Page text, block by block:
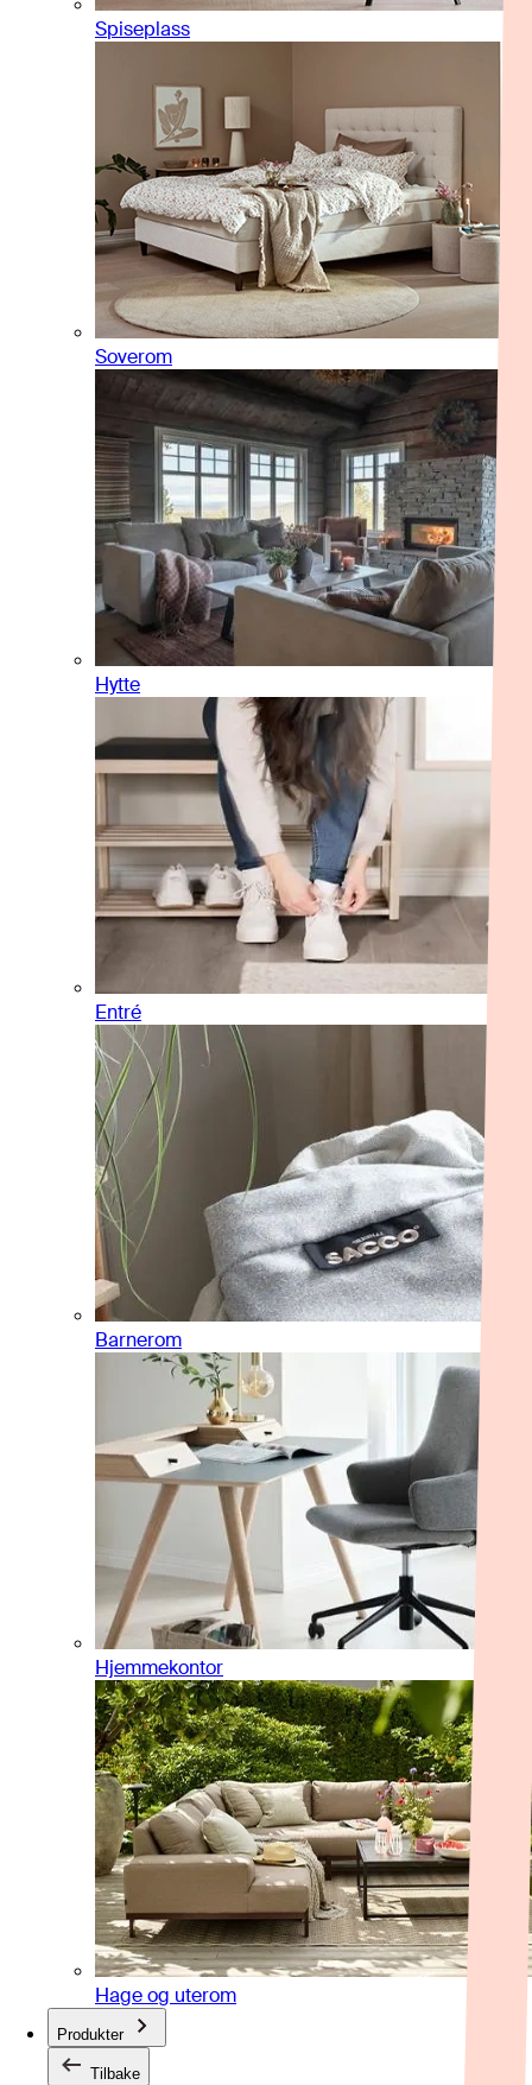
Spiseplass
Soverom
Hytte
Entré
Barnerom
Hjemmekontor
Hage og uterom
Produkter
Tilbake